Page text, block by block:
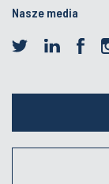
Nasze media